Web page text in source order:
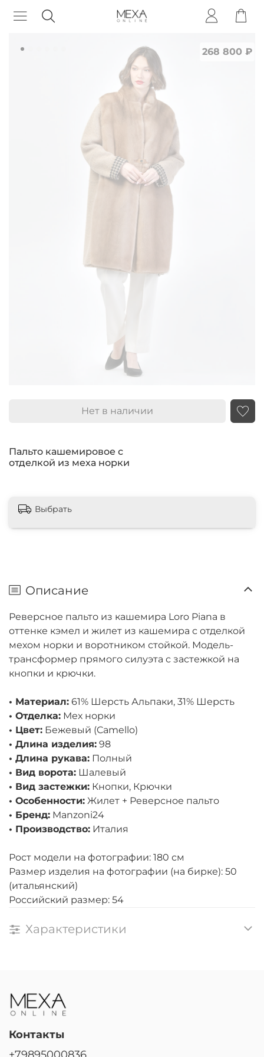
Пальто кашемировое с
отделкой из меха норки
268 800 ₽
Нет в наличии
Выбрать
Описание
Реверсное пальто из кашемира Loro Piana в
оттенке кэмел и жилет из кашемира с отделкой
мехом норки и воротником стойкой. Модель-
трансформер прямого силуэта с застежкой на
кнопки и крючки.
• Материал: 61% Шерсть Альпаки, 31% Шерсть
• Отделка: Мех норки
• Цвет: Бежевый (Camello)
• Длина изделия: 98
• Длина рукава: Полный
• Вид ворота: Шалевый
• Вид застежки: Кнопки, Крючки
• Особенности: Жилет + Реверсное пальто
• Бренд: Manzoni24
• Производство: Италия
Рост модели на фотографии: 180 см
Размер изделия на фотографии (на бирке): 50
(итальянский)
Российский размер: 54
Характеристики
Контакты
+79895000836